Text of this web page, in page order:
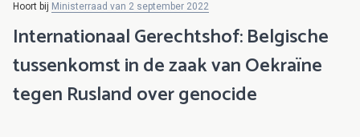
Hoort bij Ministerraad van 2 september 2022
Internationaal Gerechtshof: Belgische
tussenkomst in de zaak van Oekraïne
tegen Rusland over genocide